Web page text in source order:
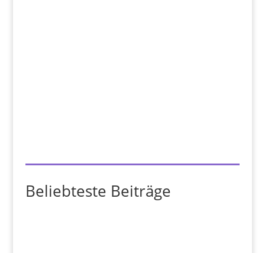
Beliebteste Beiträge